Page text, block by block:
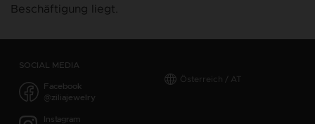
Beschäftigung liegt.
SOCIAL MEDIA
Facebook
@ziliajewelry
Instagram
Österreich / AT